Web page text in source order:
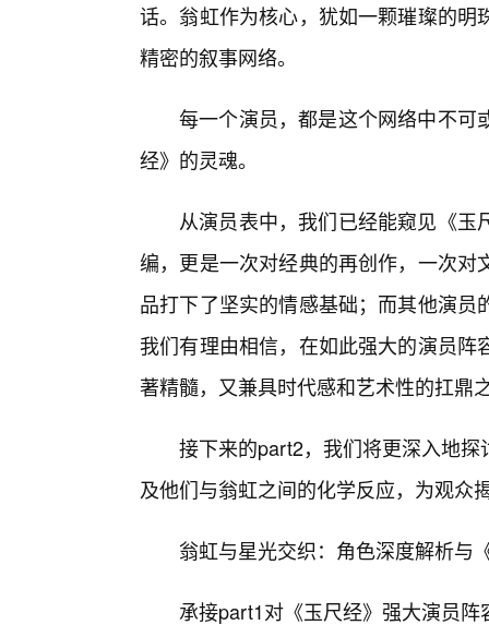
话。翁虹作为核心，犹如一颗璀璨的
精密的叙事网络。
每一个演员，都是这个网络中不可
经》的灵魂。
从演员表中，我们已经能窥见《
编，更是一次对经典的再创作，一次
品打下了坚实的情感基础；而其他演
我们有理由相信，在如此强大的演员
著精髓，又兼具时代感和艺术性的扛鼎
接下来的part2，我们将更深入地
及他们与翁虹之间的化学反应，为观众
翁虹与星光交织：角色深度解析与
承接part1对《玉尺经》强大演员